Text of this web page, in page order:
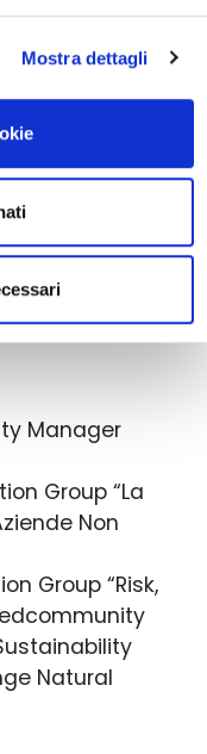
Mostra dettagli
Sustainability &
Manager
Group “La
Non
Group “Risk,
Natural